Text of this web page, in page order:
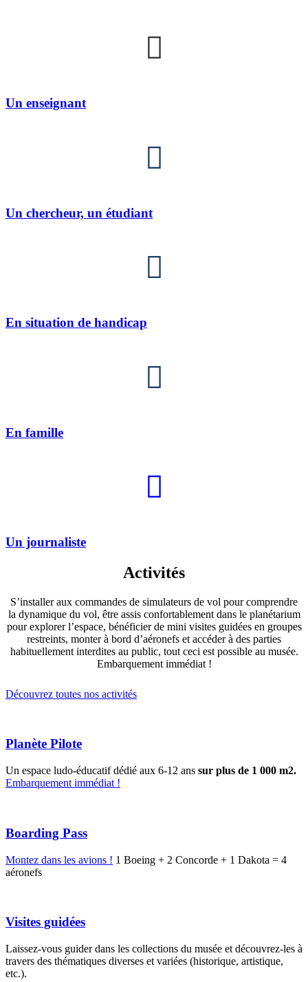
Un enseignant
Un chercheur, un étudiant
En situation de handicap
En famille
Un journaliste
Activités
S’installer aux commandes de simulateurs de vol pour comprendre
la dynamique du vol, être assis confortablement dans le planétarium
pour explorer l’espace, bénéficier de mini visites guidées en groupes
restreints, monter à bord d’aéronefs et accéder à des parties
habituellement interdites au public, tout ceci est possible au musée.
Embarquement immédiat !
Découvrez toutes nos activités
Planète Pilote
Un espace ludo-éducatif dédié aux 6-12 ans sur plus de 1 000 m2.
Embarquement immédiat !
Boarding Pass
Montez dans les avions ! 1 Boeing + 2 Concorde + 1 Dakota = 4
aéronefs
Visites guidées
Laissez-vous guider dans les collections du musée et découvrez-les à
travers des thématiques diverses et variées (historique, artistique,
etc.).